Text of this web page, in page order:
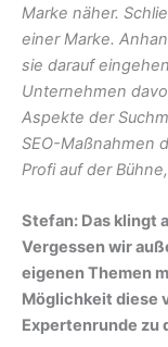
Marke näher.
einer Marke.
sie darauf
Unternehmen
Aspekte der
SEO-Maßnahmen
Profi auf der
Stefan: Das klingt
Vergessen wir
eigenen Themen
Möglichkeit diese
Expertenrunde zu